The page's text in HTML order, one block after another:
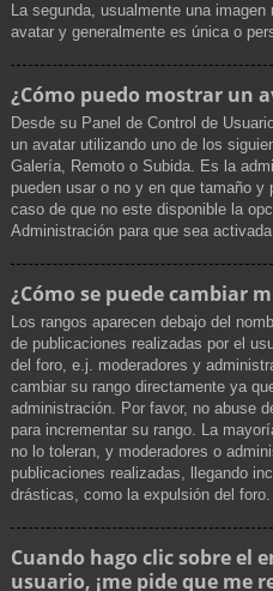
La segunda, usualmente una
avatar y generalmente es única o
¿Cómo puedo mostrar un
Desde su Panel de Control de
un avatar utilizando uno de los
Galería, Remoto o Subida. Es la
pueden usar o no y en que tamaño
caso de que no este disponible la
Administración para que sea
¿Cómo se puede cambiar
Los rangos aparecen debajo del
de publicaciones realizadas por el
del foro, e.j. moderadores y
cambiar su rango directamente ya
administración. Por favor, no abuse
para incrementar su rango. La
no lo toleran, y moderadores o
publicaciones realizadas, llegando
drásticas, como la expulsión del foro.
Cuando hago clic sobre el
usuario, ¡me pide que me